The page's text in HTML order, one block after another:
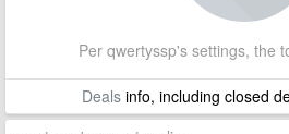
Per qwertyssp's settings, the
Dealsinfo, including closed